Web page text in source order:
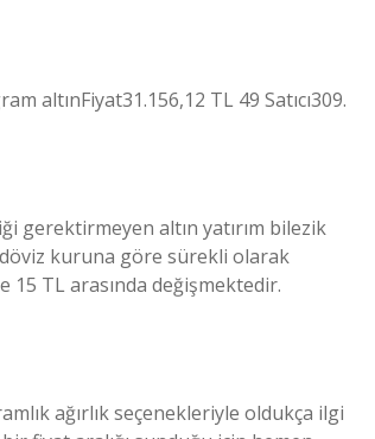
altınFiyat31.156,12 TL 49 Satıcı309.
gerektirmeyen altın yatırım bilezik
kuruna göre sürekli olarak
TL arasında değişmektedir.
ağırlık seçenekleriyle oldukça ilgi